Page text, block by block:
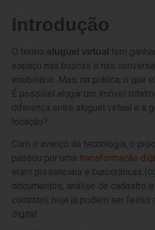
Introdução
O termo aluguel virtual tem
espaço nas buscas e nas
imobiliário. Mas, na prática, o que
É possível alugar um imóvel
diferença entre aluguel virtual e a
locação?
Com o avanço da tecnologia, o
passou por uma transformação
eram presenciais e burocráticas
documentos, análise de cadastro
contrato), hoje já podem ser feitas
digital.